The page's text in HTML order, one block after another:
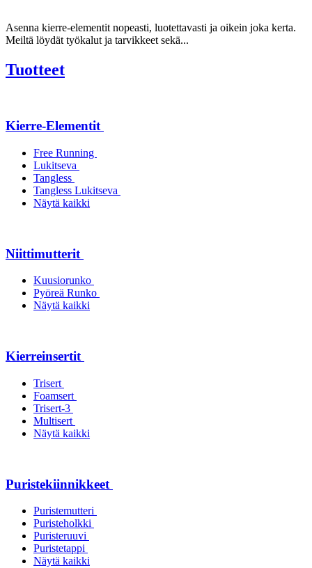
Asenna kierre-elementit nopeasti, luotettavasti ja oikein joka kerta.
Meiltä löydät työkalut ja tarvikkeet sekä...
Tuotteet
Kierre-Elementit
Free Running
Lukitseva
Tangless
Tangless Lukitseva
Näytä kaikki
Niittimutterit
Kuusiorunko
Pyöreä Runko
Näytä kaikki
Kierreinsertit
Trisert
Foamsert
Trisert-3
Multisert
Näytä kaikki
Puristekiinnikkeet
Puristemutteri
Puristeholkki
Puristeruuvi
Puristetappi
Näytä kaikki